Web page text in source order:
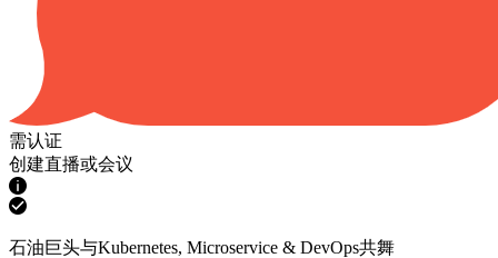
需认证
创建直播或会议
石油巨头与Kubernetes, Microservice & DevOps共舞